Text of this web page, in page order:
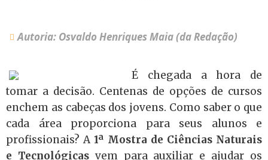
Autoria: Osvaldo Henriques Maia (da Redação)
É chegada a hora de
tomar a decisão. Centenas de opções de cursos
enchem as cabeças dos jovens. Como saber o que
cada área proporciona para seus alunos e
profissionais? A1ª Mostra de Ciências Naturais
e Tecnológicasvem para auxiliar e ajudar os